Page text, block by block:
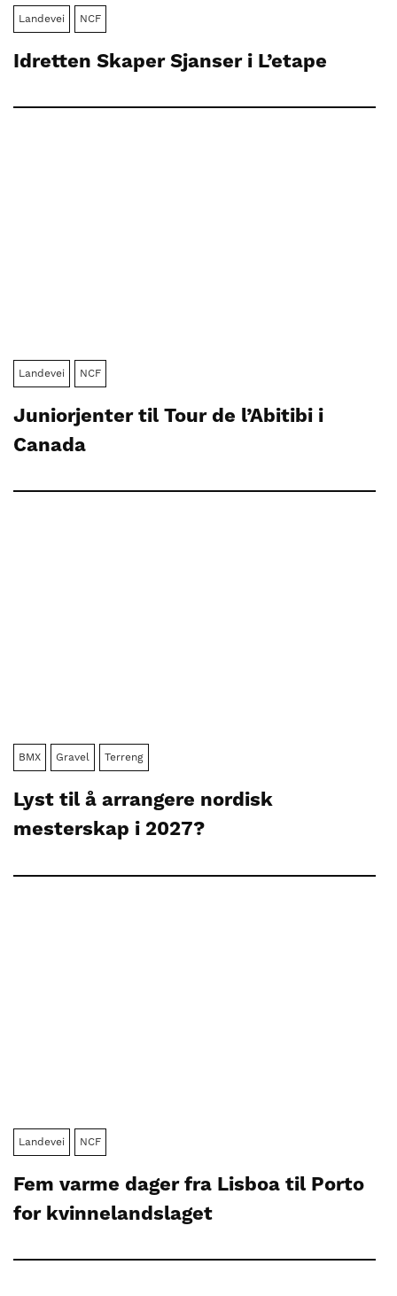
Landevei NCF
Idretten Skaper Sjanser i L’etape
Landevei NCF
Juniorjenter til Tour de l’Abitibi i
Canada
BMX Gravel Terreng
Lyst til å arrangere nordisk
mesterskap i 2027?
Landevei NCF
Fem varme dager fra Lisboa til Porto
for kvinnelandslaget